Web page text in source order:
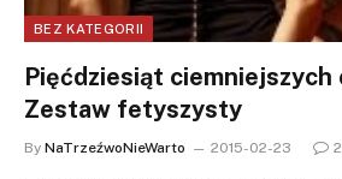
BEZ KATEGORII
Pięćdziesiąt ciemniejszych
Zestaw fetyszysty
By NaTrzeźwoNieWarto 2015-02-23 2